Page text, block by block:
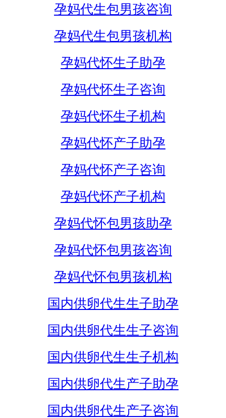
孕妈代生包男孩咨询
孕妈代生包男孩机构
孕妈代怀生子助孕
孕妈代怀生子咨询
孕妈代怀生子机构
孕妈代怀产子助孕
孕妈代怀产子咨询
孕妈代怀产子机构
孕妈代怀包男孩助孕
孕妈代怀包男孩咨询
孕妈代怀包男孩机构
国内供卵代生生子助孕
国内供卵代生生子咨询
国内供卵代生生子机构
国内供卵代生产子助孕
国内供卵代生产子咨询